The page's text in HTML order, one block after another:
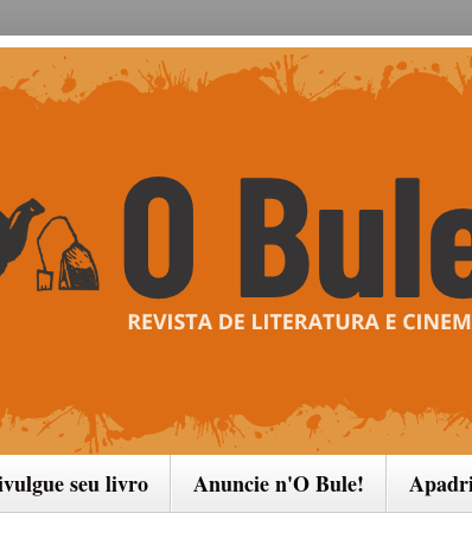
seu livro Anuncie n'O Bule!